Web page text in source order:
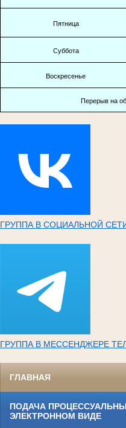
Пятница
Суббота
Воскресенье
Перерыв на
ГРУППА В СОЦИАЛЬНОЙ
ГРУППА В МЕССЕНДЖЕРЕ
ГЛАВНАЯ
ПОДАЧА
ЭЛЕКТРОННОМ ВИДЕ